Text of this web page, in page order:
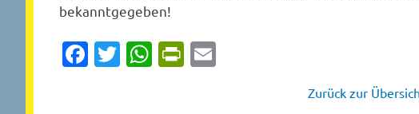
bekanntgegeben!
Facebook
Twitter
WhatsApp
PrintFriendly
Zurück zur